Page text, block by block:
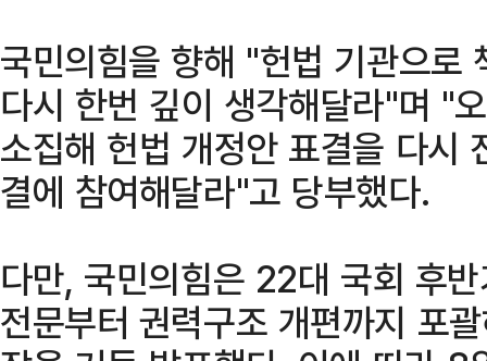
국민의힘을 향해 "헌법 기관으로
다시 한번 깊이 생각해달라"며 "
소집해 헌법 개정안 표결을 다시
결에 참여해달라"고 당부했다.
다만, 국민의힘은 22대 국회 후
전문부터 권력구조 개편까지 포